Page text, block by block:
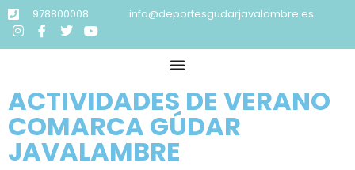
978800008 info@deportesgudarjavalambre.es
ACTIVIDADES DE VERANO
COMARCA GÚDAR
JAVALAMBRE